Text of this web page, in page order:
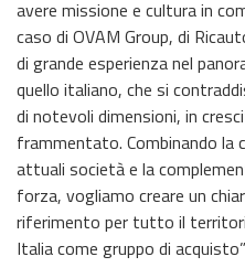
avere missione e cultura in
caso di OVAM Group, di
di grande esperienza nel
quello italiano, che si
di notevoli dimensioni, in
frammentato. Combinando la
attuali società e la
forza, vogliamo creare un
riferimento per tutto il
Italia come gruppo di acquisto”